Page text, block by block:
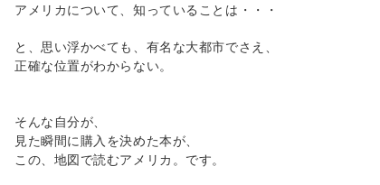
アメリカについて、知っていることは・・・
と、思い浮かべても、有名な大都市でさえ、
正確な位置がわからない。
そんな自分が、
見た瞬間に購入を決めた本が、
この、地図で読むアメリカ。です。